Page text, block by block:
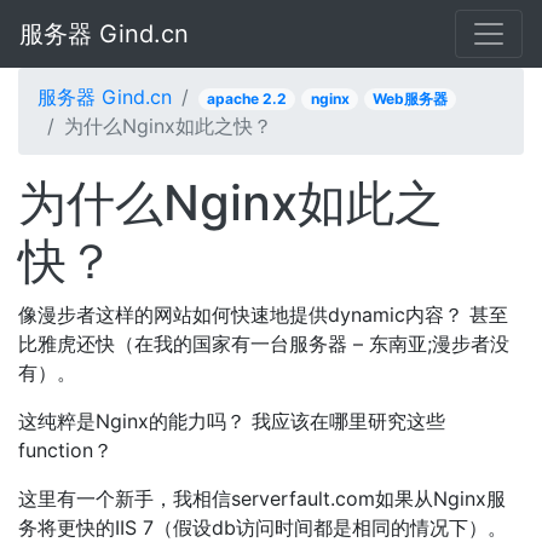
服务器 Gind.cn
服务器 Gind.cn apache 2.2 nginx Web服务器
为什么Nginx如此之快？
为什么Nginx如此之
快？
像漫步者这样的网站如何快速地提供dynamic内容？ 甚至
比雅虎还快（在我的国家有一台服务器 – 东南亚;漫步者没
有）。
这纯粹是Nginx的能力吗？ 我应该在哪里研究这些
function？
这里有一个新手，我相信serverfault.com如果从Nginx服
务将更快的IIS 7（假设db访问时间都是相同的情况下）。